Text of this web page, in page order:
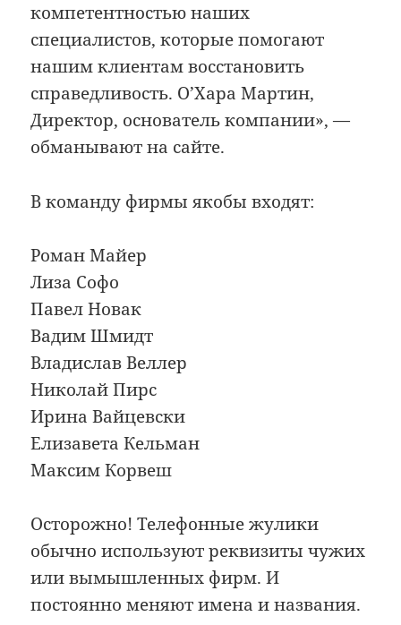
компетентностью наших
специалистов, которые помогают
нашим клиентам восстановить
справедливость. О’Хара Мартин,
Директор, основатель компании», —
обманывают на сайте.
В команду фирмы якобы входят:
Роман Майер
Лиза Софо
Павел Новак
Вадим Шмидт
Владислав Веллер
Николай Пирс
Ирина Вайцевски
Елизавета Кельман
Максим Корвеш
Осторожно! Телефонные жулики
обычно используют реквизиты чужих
или вымышленных фирм. И
постоянно меняют имена и названия.